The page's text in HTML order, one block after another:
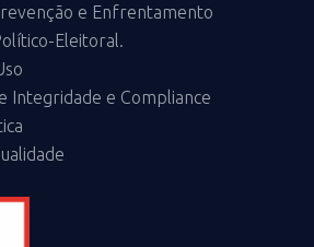
e Enfrentamento
Eleitoral.
Integridade e Compliance